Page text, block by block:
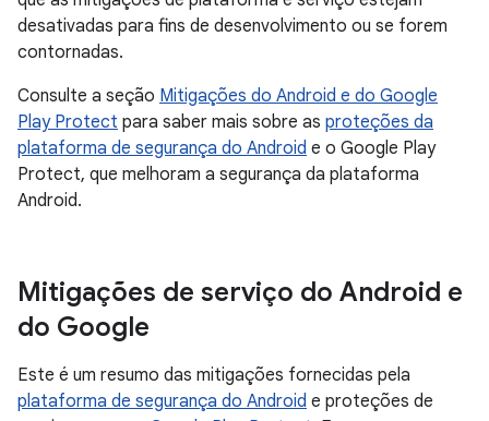
desativadas para fins de desenvolvimento ou se forem
contornadas.
Consulte a seção Mitigações do Android e do Google
Play Protect para saber mais sobre as proteções da
plataforma de segurança do Android e o Google Play
Protect, que melhoram a segurança da plataforma
Android.
Mitigações de serviço do Android e
do Google
Este é um resumo das mitigações fornecidas pela
plataforma de segurança do Android e proteções de